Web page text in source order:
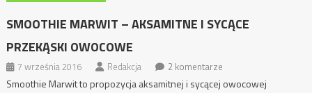
SMOOTHIE MARWIT – AKSAMITNE I SYCĄCE
PRZEKĄSKI OWOCOWE
7 września 2016 Redakcja 2 komentarze
Smoothie Marwit to propozycja aksamitnej i sycącej owocowej